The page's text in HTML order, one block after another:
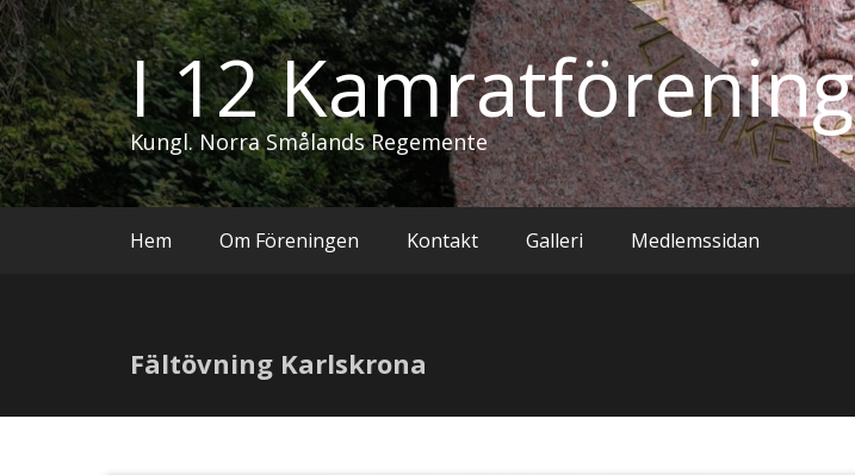
I 12 Kamratförening
Kungl. Norra Smålands Regemente
Hem Om Föreningen Kontakt Galleri Medlemssidan
Fältövning Karlskrona